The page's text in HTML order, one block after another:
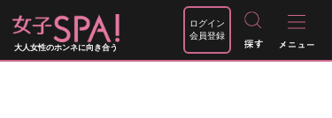
大人女性のホンネに向き合う
ログイン
会員登録